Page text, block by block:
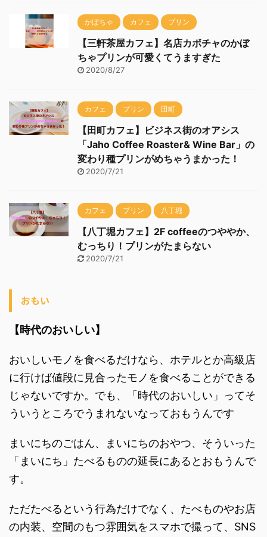
かぼちゃ カフェ プリン
【三軒茶屋カフェ】名店カボチャのかぼ
ちゃプリンが可愛くてうますぎた
2020/8/27
カフェ プリン 田町
【田町カフェ】ビジネス街のオアシス
「Jaho Coffee Roaster& Wine Bar」の
変わり種プリンがめちゃうまかった！
2020/7/21
カフェ プリン 八丁堀
【八丁堀カフェ】2F coffeeのつややか、
むっちり！プリンがたまらない
2020/7/21
おもい
【時代のおいしい】
おいしいモノを食べるだけなら、ホテルとか高級店
に行けば値段に見合ったモノを食べることができる
じゃないですか。でも、「時代のおいしい」ってそ
ういうところでうまれないなっておもうんです
まいにちのごはん、まいにちのおやつ、そういった
「まいにち」たべるものの延長にあるとおもうんで
す。
ただたべるという行為だけでなく、たべものやお店
の内装、空間のもつ雰囲気をスマホで撮って、SNS